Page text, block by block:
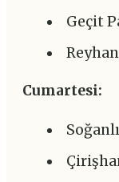
Geçit
Cumartesi: